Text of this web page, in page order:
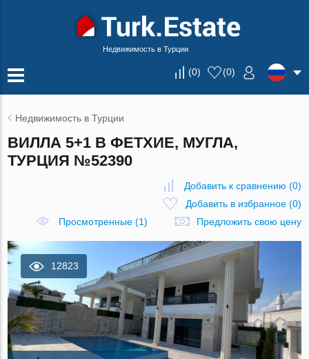
Недвижимость в Турции
(0) (0)
Недвижимость в Турции
ВИЛЛА 5+1 В ФЕТХИЕ, МУГЛА,
ТУРЦИЯ №52390
Добавить к сравнению (0)
Добавить в избранное(0)
Просмотренные (1)
Предложить свою цену
12823